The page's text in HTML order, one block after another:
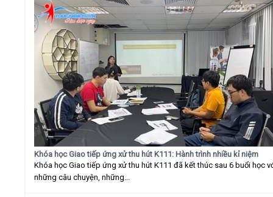
Khóa học Giao tiếp ứng xử thu hút K111: Hành trình nhiều kỉ niệm
Khóa học Giao tiếp ứng xử thu hút K111 đã kết thúc sau 6 buổi học
những câu chuyện, những...